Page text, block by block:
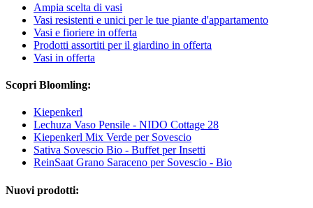
Ampia scelta di vasi
Vasi resistenti e unici per le tue piante d'appartamento
Vasi e fioriere in offerta
Prodotti assortiti per il giardino in offerta
Vasi in offerta
Scopri Bloomling:
Kiepenkerl
Lechuza Vaso Pensile - NIDO Cottage 28
Kiepenkerl Mix Verde per Sovescio
Sativa Sovescio Bio - Buffet per Insetti
ReinSaat Grano Saraceno per Sovescio - Bio
Nuovi prodotti: